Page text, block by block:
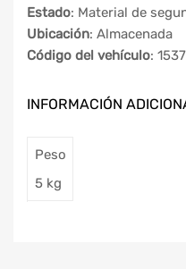
Estado: Material de
Ubicación: Almacenada
Código del vehículo:
INFORMACIÓN
Peso
5 kg